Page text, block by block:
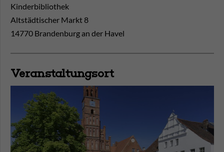
Kinderbibliothek
Altstädtischer Markt 8
14770 Brandenburg an der Havel
Veranstaltungsort